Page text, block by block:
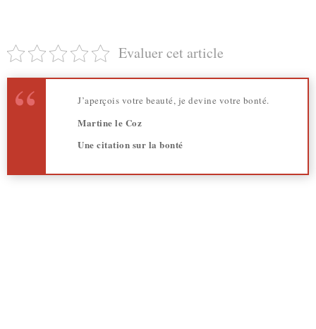
Evaluer cet article
J’aperçois votre beauté, je devine votre bonté.
Martine le Coz
Une citation sur la bonté